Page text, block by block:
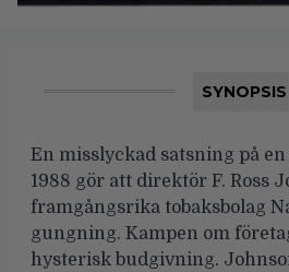
SYNOPSIS
En misslyckad satsning på
1988 gör att direktör F. Ross
framgångsrika tobaksbolag
gungning. Kampen om
hysterisk budgivning.